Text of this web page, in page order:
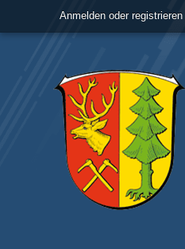
Anmelden oder registrieren